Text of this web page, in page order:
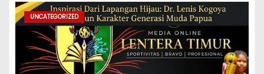
UNCATEGORIZED